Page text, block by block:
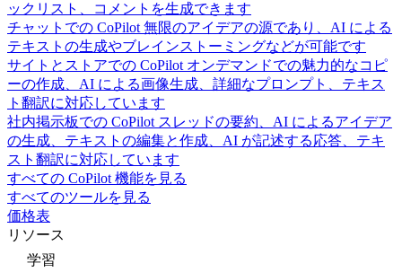
ックリスト、コメントを生成できます
チャットでの CoPilot 無限のアイデアの源であり、AI による
テキストの生成やブレインストーミングなどが可能です
サイトとストアでの CoPilot オンデマンドでの魅力的なコピ
ーの作成、AI による画像生成、詳細なプロンプト、テキス
ト翻訳に対応しています
社内掲示板での CoPilot スレッドの要約、AI によるアイデア
の生成、テキストの編集と作成、AI が記述する応答、テキ
スト翻訳に対応しています
すべての CoPilot 機能を見る
すべてのツールを見る
価格表
リソース
学習